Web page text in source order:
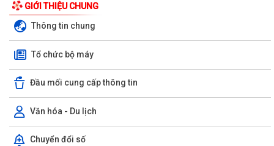
GIỚI THIỆU CHUNG
Thông tin chung
Tổ chức bộ máy
Đầu mối cung cấp thông tin
Văn hóa - Du lịch
Chuyển đổi số